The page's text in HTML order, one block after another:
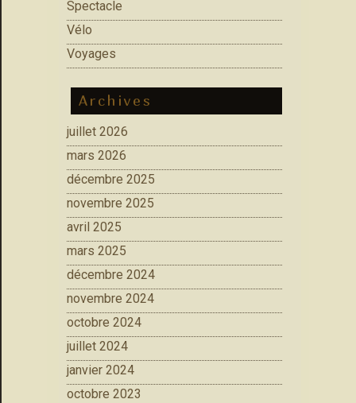
Spectacle
Vélo
Voyages
Archives
juillet 2026
mars 2026
décembre 2025
novembre 2025
avril 2025
mars 2025
décembre 2024
novembre 2024
octobre 2024
juillet 2024
janvier 2024
octobre 2023